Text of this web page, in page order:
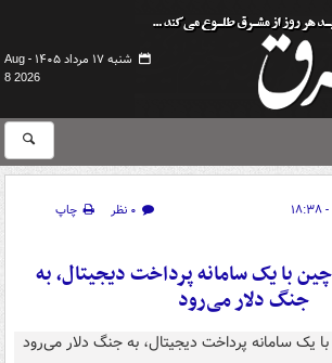
شنبه ۱۷ مرداد ۱۴۰۵ -
Aug
8 2026
۰ نظر
چاپ
با یک سامانه پرداخت دیجیتال، به
جنگ دلار می‌رود